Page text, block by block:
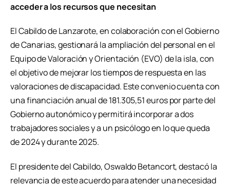
acceder a los recursos que necesitan
El Cabildo de Lanzarote, en colaboración con el Gobierno
de Canarias, gestionará la ampliación del personal en el
Equipo de Valoración y Orientación (EVO) de la isla, con
el objetivo de mejorar los tiempos de respuesta en las
valoraciones de discapacidad. Este convenio cuenta con
una financiación anual de 181.305,51 euros por parte del
Gobierno autonómico y permitirá incorporar a dos
trabajadores sociales y a un psicólogo en lo que queda
de 2024 y durante 2025.
El presidente del Cabildo, Oswaldo Betancort, destacó la
relevancia de este acuerdo para atender una necesidad